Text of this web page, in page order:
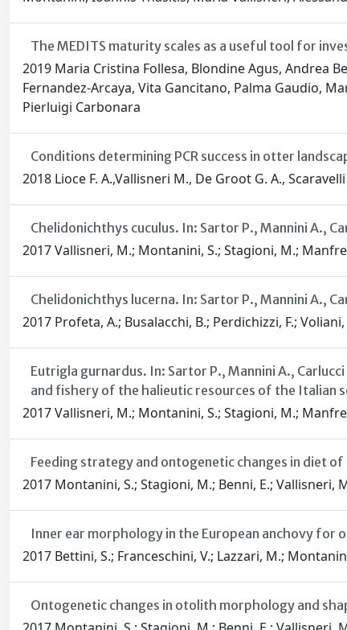
The MEDITS maturity scales as a useful tool for
2019 Maria Cristina Follesa, Blondine Agus, Andrea
Fernandez-Arcaya, Vita Gancitano, Palma Gaudio,
Pierluigi Carbonara
Conditions determining PCR success in otter
2018 Lioce F. A.,Vallisneri M., De Groot G. A., Scaravelli
Chelidonichthys cuculus. In: Sartor P., Mannini A.,
2017 Vallisneri, M.; Montanini, S.; Stagioni, M.;
Chelidonichthys lucerna. In: Sartor P., Mannini A.,
2017 Profeta, A.; Busalacchi, B.; Perdichizzi, F.;
Eutrigla gurnardus. In: Sartor P., Mannini A.,
and fishery of the halieutic resources of the Italian
2017 Vallisneri, M.; Montanini, S.; Stagioni, M.;
Feeding strategy and ontogenetic changes in diet
2017 Montanini, S.; Stagioni, M.; Benni, E.; Vallisneri,
Inner ear morphology in the European anchovy
2017 Bettini, S.; Franceschini, V.; Lazzari, M.;
Ontogenetic changes in otolith morphology and